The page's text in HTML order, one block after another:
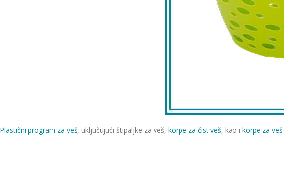
Plastični program za veš, uključujući štipaljke za veš, korpe za čist veš, kao i korpe za veš